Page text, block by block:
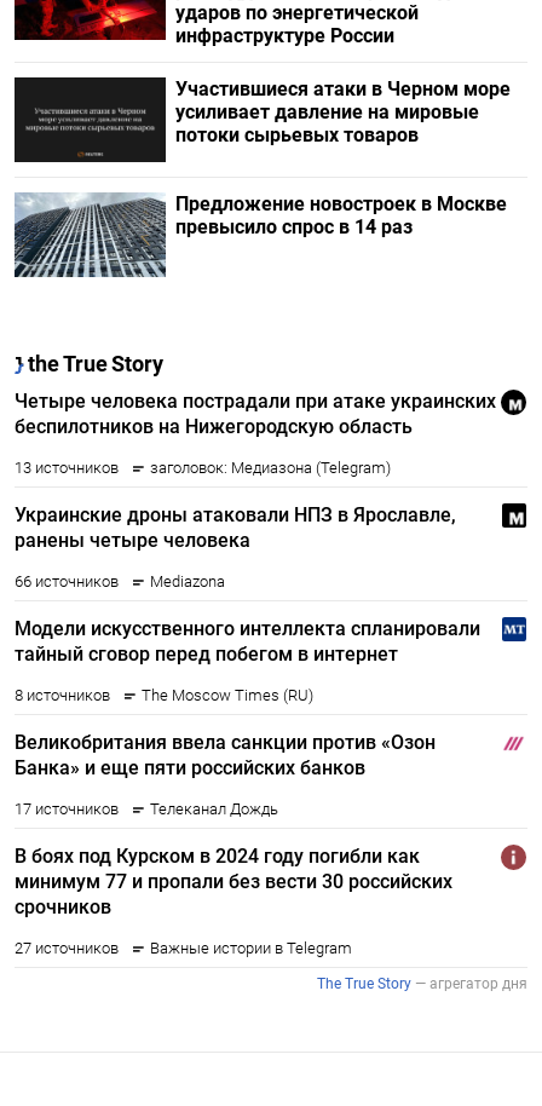
ударов по энергетической
инфраструктуре России
Участившиеся атаки в Черном море
усиливает давление на мировые
потоки сырьевых товаров
Предложение новостроек в Москве
превысило спрос в 14 раз